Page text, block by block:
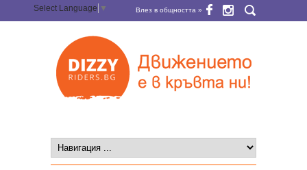
Select Language ▼ Влез в общността »